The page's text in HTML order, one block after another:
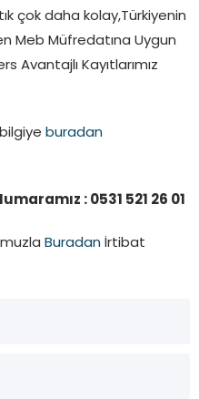
çok daha kolay,Türkiyenin
Meb Müfredatına Uygun
Avantajlı Kayıtlarımız
buradan
: 0531 521 26 01
Buradan İrtibat